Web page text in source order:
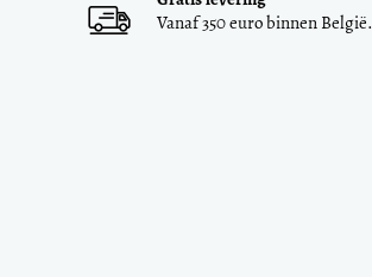
Vanaf 350 euro binnen België.